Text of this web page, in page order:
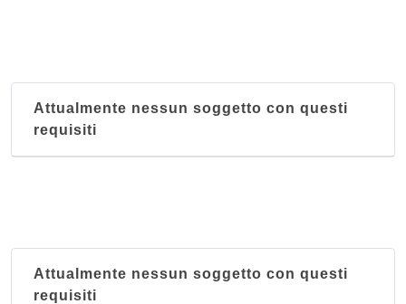
Attualmente nessun soggetto con questi
requisiti
Attualmente nessun soggetto con questi
requisiti